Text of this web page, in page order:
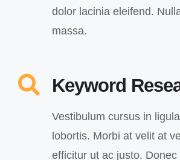
dolor lacinia eleifend.
massa.
Keyword
Vestibulum cursus in
lobortis. Morbi at velit at
efficitur ut ac justo. Donec